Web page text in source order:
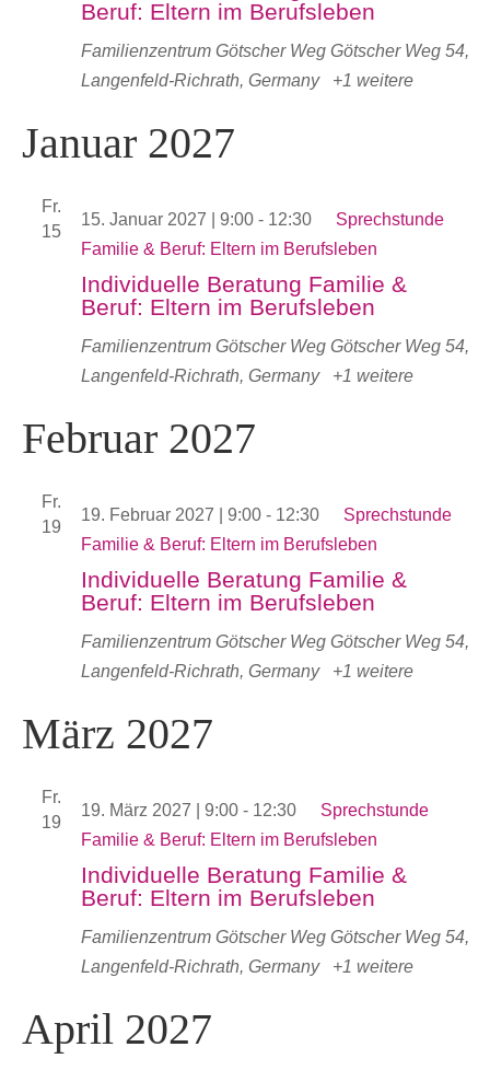
Beruf: Eltern im Berufsleben
Familienzentrum Götscher Weg Götscher Weg 54,
Langenfeld-Richrath, Germany
+1 weitere
Januar 2027
Fr.
15
Individuelle Beratung Familie &
Beruf: Eltern im Berufsleben
15. Januar 2027 | 9:00- 12:30
Sprechstunde
Familie & Beruf: Eltern im Berufsleben
Familienzentrum Götscher Weg Götscher Weg 54,
Langenfeld-Richrath, Germany
+1 weitere
Februar 2027
Fr.
19
Individuelle Beratung Familie &
Beruf: Eltern im Berufsleben
19. Februar 2027 | 9:00- 12:30
Sprechstunde
Familie & Beruf: Eltern im Berufsleben
Familienzentrum Götscher Weg Götscher Weg 54,
Langenfeld-Richrath, Germany
+1 weitere
März 2027
Fr.
19
Individuelle Beratung Familie &
Beruf: Eltern im Berufsleben
19. März 2027 | 9:00- 12:30
Sprechstunde
Familie & Beruf: Eltern im Berufsleben
Familienzentrum Götscher Weg Götscher Weg 54,
Langenfeld-Richrath, Germany
+1 weitere
April 2027